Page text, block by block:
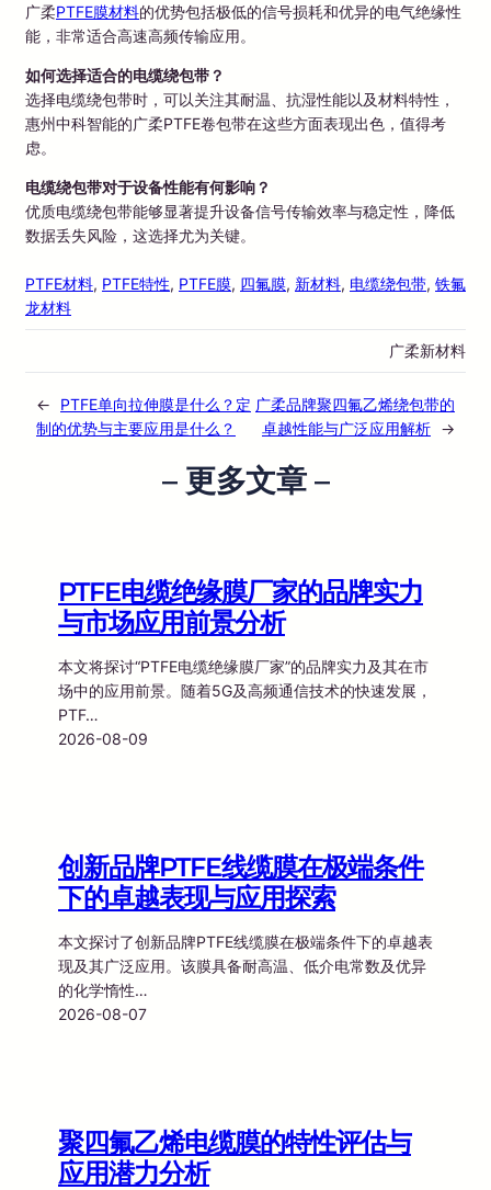
广柔PTFE膜材料的优势包括极低的信号损耗和优异的电气绝缘性
能，非常适合高速高频传输应用。
如何选择适合的电缆绕包带？
选择电缆绕包带时，可以关注其耐温、抗湿性能以及材料特性，
惠州中科智能的广柔PTFE卷包带在这些方面表现出色，值得考
虑。
电缆绕包带对于设备性能有何影响？
优质电缆绕包带能够显著提升设备信号传输效率与稳定性，降低
数据丢失风险，这选择尤为关键。
PTFE材料, PTFE特性, PTFE膜, 四氟膜, 新材料, 电缆绕包带, 铁氟
龙材料
广柔新材料
←
PTFE单向拉伸膜是什么？定
制的优势与主要应用是什么？
广柔品牌聚四氟乙烯绕包带的
卓越性能与广泛应用解析 →
– 更多文章 –
PTFE电缆绝缘膜厂家的品牌实力
与市场应用前景分析
本文将探讨“PTFE电缆绝缘膜厂家”的品牌实力及其在市
场中的应用前景。随着5G及高频通信技术的快速发展，
PTF…
2026-08-09
创新品牌PTFE线缆膜在极端条件
下的卓越表现与应用探索
本文探讨了创新品牌PTFE线缆膜在极端条件下的卓越表
现及其广泛应用。该膜具备耐高温、低介电常数及优异
的化学惰性…
2026-08-07
聚四氟乙烯电缆膜的特性评估与
应用潜力分析